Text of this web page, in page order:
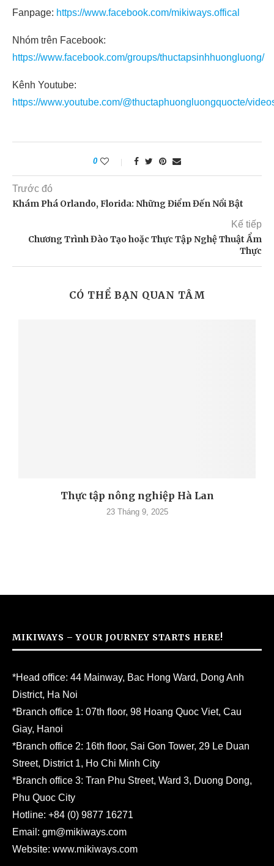
Fanpage: https://www.facebook.com/mikiways.offical
Nhóm trên Facebook:
https://www.facebook.com/groups/thuctapsinhhuongluong/
Kênh Youtube:
https://www.youtube.com/@thuctaphuongluongquocte/
0
Trước đó
Khám Phá Orlando, Florida: Những Điểm Đến Nổi Bật
Kế tiếp
Chương Trình Đào Tạo hoặc Thực Tập Nghệ Thuật Ẩm
Thực
CÓ THỂ BẠN QUAN TÂM
Thực tập nông nghiệp Hà Lan
23 Tháng 9, 2025
MIKIWAYS – YOUR JOURNEY STARTS HERE!
*Head office: 44 Mainway, Bac Hong Ward, Dong Anh
District, Ha Noi
*Branch office 1: 07th floor, 98 Hoang Quoc Viet, Cau
Giay, Hanoi
*Branch office 2: 16th floor, Sai Gon Tower, 29 Le Duan
Street, District 1, Ho Chi Minh City
*Branch office 3: Tran Phu Street, Ward 3, Duong Dong,
Phu Quoc City
Hotline: +84 (0) 9877 16271
Email: gm@mikiways.com
Website: www.mikiways.com